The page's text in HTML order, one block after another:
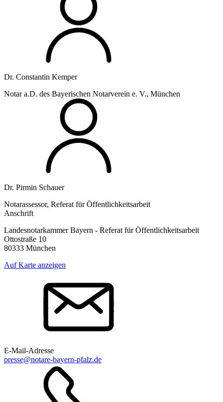
Dr. Constantin Kemper
Notar a.D. des Bayerischen Notarverein e. V., München
Dr. Pirmin Schauer
Notarassessor, Referat für Öffentlichkeitsarbeit
Anschrift
Landesnotarkammer Bayern - Referat für Öffentlichkeitsarbeit
Ottostraße 10
80333 München
Auf Karte anzeigen
E-Mail-Adresse
presse@notare-bayern-pfalz.de